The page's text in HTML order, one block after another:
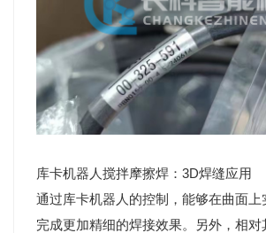
库卡机器人搅拌摩擦焊：3D焊缝应用
通过库卡机器人的控制，能够在曲面
完成更加精细的焊接效果。另外，相对